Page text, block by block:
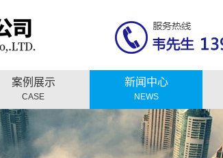
案例展示
CASE
新闻中心
NEWS